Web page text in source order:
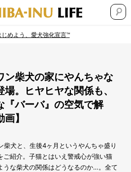
めよう、愛犬強化宣言™
ン柴犬の家にやんちゃな
場。ヒヤヒヤな関係も、
『バーバ』の空気で解
】
柴犬と、生後4ヶ月というやんちゃ盛り
ご紹介。子猫とはいえ警戒心が強い猫
うな柴犬の関係はどうなるのか…。全て